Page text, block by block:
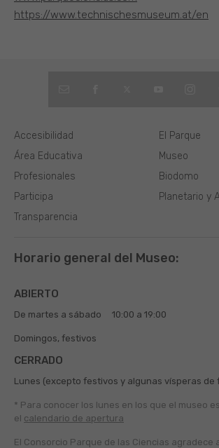
https://www.technischesmuseum.at/en
El Parque
Museo
Biodomo
Planetario y
Área Educativa
Profesionales
Participa
Transparencia
Accesibilidad
Horario general del Museo:
ABIERTO
De martes a sábado 10:00 a 19:00
Domingos, festivos
CERRADO
Lunes (excepto festivos y algunas vísperas de
* Para conocer los lunes en los que el museo
el calendario de apertura
El Consorcio Parque de las Ciencias agradece